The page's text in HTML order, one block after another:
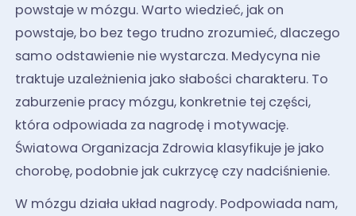
powstaje w mózgu. Warto wiedzieć, jak on
powstaje, bo bez tego trudno zrozumieć, dlaczego
samo odstawienie nie wystarcza. Medycyna nie
traktuje uzależnienia jako słabości charakteru. To
zaburzenie pracy mózgu, konkretnie tej części,
która odpowiada za nagrodę i motywację.
Światowa Organizacja Zdrowia klasyfikuje je jako
chorobę, podobnie jak cukrzycę czy nadciśnienie.
W mózgu działa układ nagrody. Podpowiada nam,